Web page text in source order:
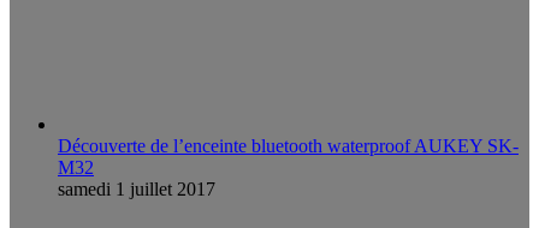
Découverte de l’enceinte bluetooth waterproof AUKEY SK-
M32
samedi 1 juillet 2017